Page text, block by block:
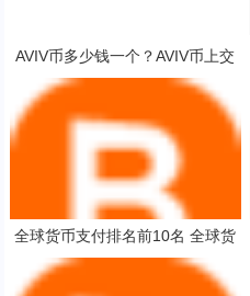
AVIV币多少钱一个？AVIV币上交
易所了吗？
全球货币支付排名前10名 全球货
币支付排名前10